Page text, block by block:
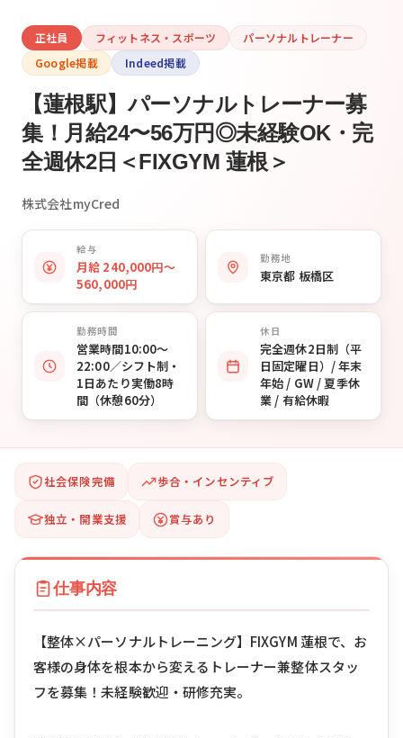
正社員 フィットネス・スポーツ
パーソナルトレーナー
Google掲載
Indeed掲載
【蓮根駅】パーソナルトレーナー募
集！月給24〜56万円◎未経験OK・完
全週休2日＜FIXGYM 蓮根＞
株式会社myCred
給与
月給 240,000円〜
560,000円
勤務地
東京都 板橋区
勤務時間
営業時間10:00〜
22:00／シフト制・
1日あたり実働8時
間（休憩60分）
休日
完全週休2日制（平
日固定曜日）/ 年末
年始 / GW / 夏季休
業 / 有給休暇
社会保険完備 歩合・インセンティブ
独立・開業支援 賞与あり
仕事内容
【整体×パーソナルトレーニング】FIXGYM 蓮根で、お
客様の身体を根本から変えるトレーナー兼整体スタッ
フを募集！未経験歓迎・研修充実。